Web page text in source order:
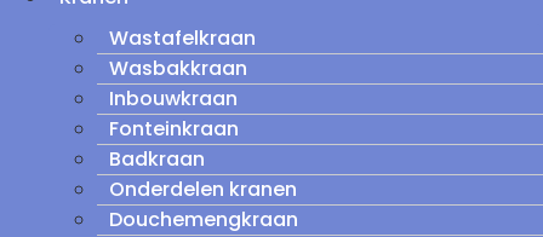
Wastafelkraan
Wasbakkraan
Inbouwkraan
Fonteinkraan
Badkraan
Onderdelen kranen
Douchemengkraan